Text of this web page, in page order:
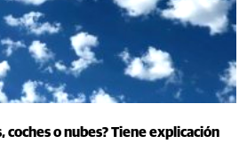
coches o nubes? Tiene explicación